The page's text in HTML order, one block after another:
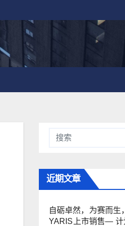
近期文章
自砺卓然，为赛而生
YARIS上市销售— 计